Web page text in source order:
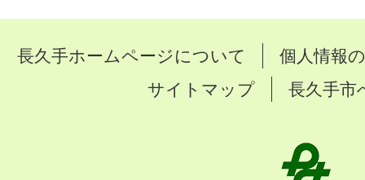
長久手ホームページについて
個人情報
サイトマップ
長久手市